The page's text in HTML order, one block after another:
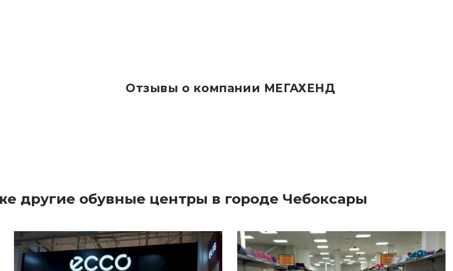
Отзывы о компании МЕГАХЕНД
другие обувные центры в городе Чебоксары